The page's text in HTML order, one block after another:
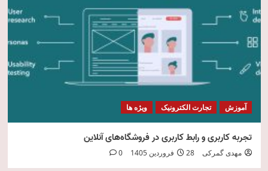
5
امنیت فناوری اطلاعات
آموزش تجارت الکترونیک ویژه ها
تجربه کاربری و رابط کاربری در فروشگاه‌های آنلاین
مهدی گمرکی 28 فروردین 1405 0